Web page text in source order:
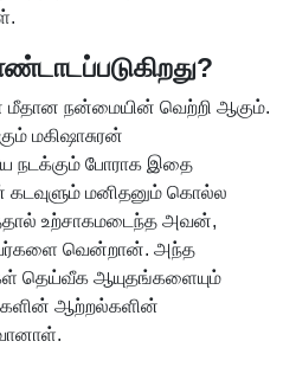
மீதான நன்மையின் வெற்றி ஆகும்.
மகிஷாசுரன்
நடக்கும் போராக இதை
கடவுளும் மனிதனும் கொல்ல
உற்சாகமடைந்த அவன்,
வென்றான். அந்த
ஆயுதங்களையும்
ஆற்றல்களின்